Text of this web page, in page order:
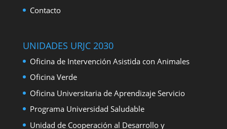
Contacto
UNIDADES URJC 2030
Oficina de Intervención Asistida con Animales
Oficina Verde
Oficina Universitaria de Aprendizaje Servicio
Programa Universidad Saludable
Unidad de Cooperación al Desarrollo y